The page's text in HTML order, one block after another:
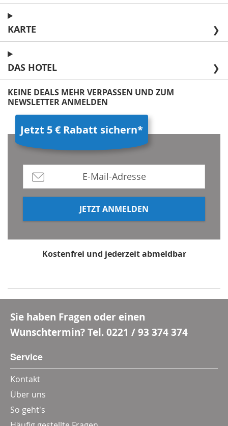
KARTE ❯
DAS HOTEL ❯
KEINE DEALS MEHR VERPASSEN UND ZUM
NEWSLETTER ANMELDEN
Jetzt 5 € Rabatt sichern*
JETZT ANMELDEN
Kostenfrei und jederzeit abmeldbar
Sie haben Fragen oder einen
Wunschtermin? Tel.0221 / 93 374 374
Service
Kontakt
Über uns
So geht's